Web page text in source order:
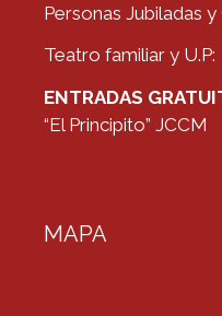
Personas Jubiladas
Teatro familiar y U.P:
ENTRADAS
“El Principito” JCCM
MAPA